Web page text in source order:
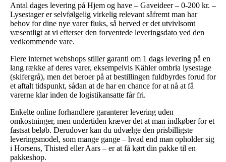
Antal dages levering på Hjem og have – Gaveideer – 0-200 kr. –
Lysestager er selvfølgelig virkelig relevant såfremt man har
behov for dine nye varer fluks, så herved er det utvivlsomt
væsentligt at vi efterser den forventede leveringsdato ved den
vedkommende vare.
Flere internet webshops stiller garanti om 1 dags levering på en
lang række af deres varer, eksempelvis Kähler ombria lysestage
(skifergrå), men det beroer på at bestillingen fuldbyrdes forud for
et aftalt tidspunkt, sådan at de har en chance for at nå at få
varerne klar inden de logistikansatte får fri.
Enkelte online forhandlere garanterer levering uden
omkostninger, men undertiden kræver det at man indkøber for et
fastsat beløb. Derudover kan du udvælge den prisbilligste
leveringsmodel, som mange gange – hvad end man opholder sig
i Horsens, Thisted eller Aars – er at få kørt din pakke til en
pakkeshop.